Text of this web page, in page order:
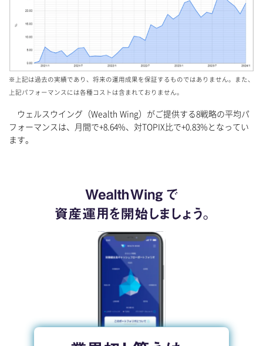
※上記は過去の実績であり、将来の運用成果を保証するものではありません。また、
上記パフォーマンスには各種コストは含まれておりません。
ウェルスウイング（Wealth Wing）がご提供する8戦略の平均パ
フォーマンスは、月間で+8.64%、対TOPIX比で+0.83%となってい
ます。